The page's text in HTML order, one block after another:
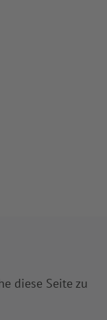
diese Seite zu